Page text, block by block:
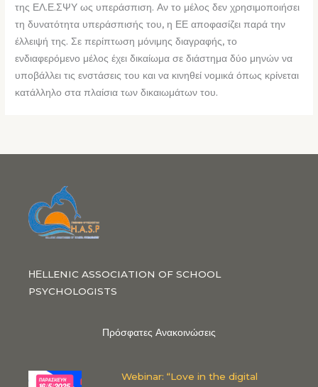
της ΕΛ.Ε.ΣΨΥ ως υπεράσπιση. Αν το μέλος δεν χρησιμοποιήσει
τη δυνατότητα υπεράσπισής του, η ΕΕ αποφασίζει παρά την
έλλειψή της. Σε περίπτωση μόνιμης διαγραφής, το
ενδιαφερόμενο μέλος έχει δικαίωμα σε διάστημα δύο μηνών να
υποβάλλει τις ενστάσεις του και να κινηθεί νομικά όπως κρίνεται
κατάλληλο στα πλαίσια των δικαιωμάτων του.
ΗΕLLENIC ASSOCIATION OF SCHOOL
PSYCHOLOGISTS
Πρόσφατες Ανακοινώσεις
Webinar: “Love in the digital